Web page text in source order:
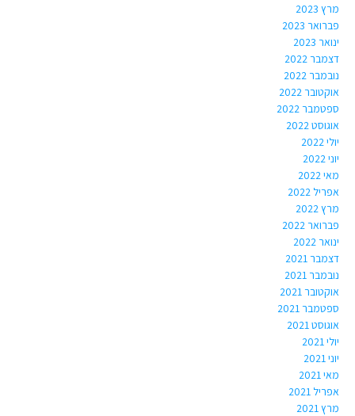
מרץ 2023
פברואר 2023
ינואר 2023
דצמבר 2022
נובמבר 2022
אוקטובר 2022
ספטמבר 2022
אוגוסט 2022
יולי 2022
יוני 2022
מאי 2022
אפריל 2022
מרץ 2022
פברואר 2022
ינואר 2022
דצמבר 2021
נובמבר 2021
אוקטובר 2021
ספטמבר 2021
אוגוסט 2021
יולי 2021
יוני 2021
מאי 2021
אפריל 2021
מרץ 2021